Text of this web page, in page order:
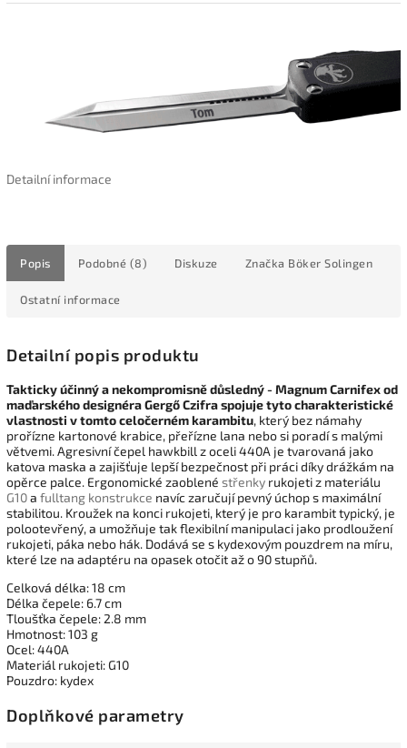
Detailní informace
Popis Podobné (8) Diskuze Značka Böker Solingen
Ostatní informace
Detailní popis produktu
Takticky účinný a nekompromisně důsledný - Magnum Carnifex od
maďarského designéra Gergő Czifra spojuje tyto charakteristické
vlastnosti v tomto celočerném karambitu, který bez námahy
prořízne kartonové krabice, přeřízne lana nebo si poradí s malými
větvemi. Agresivní čepel hawkbill z oceli 440A je tvarovaná jako
katova maska a zajišťuje lepší bezpečnost při práci díky drážkám na
opěrce palce. Ergonomické zaoblené střenky rukojeti z materiálu
G10a fulltang konstrukce navíc zaručují pevný úchop s maximální
stabilitou. Kroužek na konci rukojeti, který je pro karambit typický, je
polootevřený, a umožňuje tak flexibilní manipulaci jako prodloužení
rukojeti, páka nebo hák. Dodává se s kydexovým pouzdrem na míru,
které lze na adaptéru na opasek otočit až o 90 stupňů.
Celková délka: 18 cm
Délka čepele: 6.7 cm
Tloušťka čepele: 2.8 mm
Hmotnost: 103 g
Ocel: 440A
Materiál rukojeti: G10
Pouzdro: kydex
Doplňkové parametry